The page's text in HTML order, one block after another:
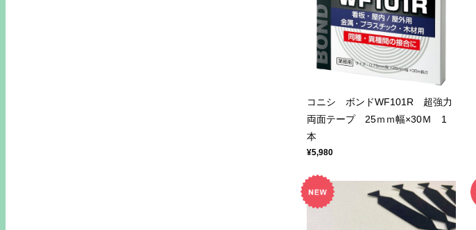
コニシ ボンドWF101R 超強力
両面テープ 25ｍｍ幅×30Ｍ 1
本
¥5,980